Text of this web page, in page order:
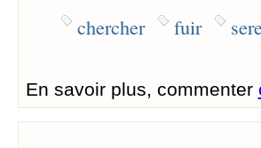
chercher fuir
En savoir plus, commenter